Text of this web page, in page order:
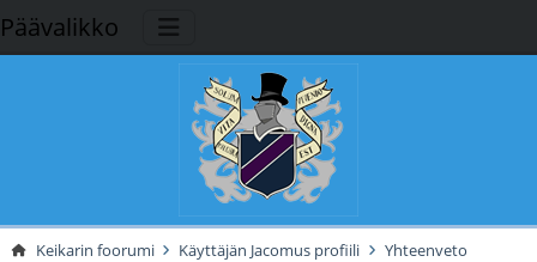
Päävalikko
Keikarin foorumi Käyttäjän Jacomus profiili Yhteenveto